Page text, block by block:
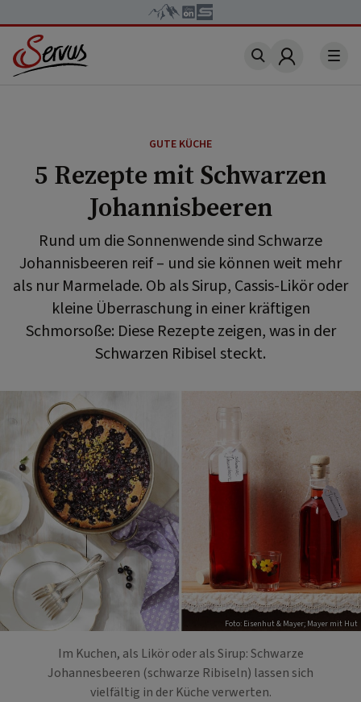
Account
GUTE KÜCHE
5 Rezepte mit Schwarzen
Johannisbeeren
Rund um die Sonnenwende sind Schwarze
Johannisbeeren reif – und sie können weit mehr
als nur Marmelade. Ob als Sirup, Cassis-Likör oder
kleine Überraschung in einer kräftigen
Schmorsoße: Diese Rezepte zeigen, was in der
Schwarzen Ribisel steckt.
Foto: Eisenhut & Mayer; Mayer mit Hut
Im Kuchen, als Likör oder als Sirup: Schwarze
Johannesbeeren (schwarze Ribiseln) lassen sich
vielfältig in der Küche verwerten.